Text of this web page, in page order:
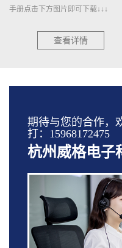
手册点击下方图片即可下载↓↓↓
查看详情
期待与您的合作，
打：15968172475
杭州威格电子